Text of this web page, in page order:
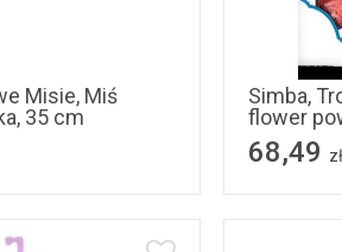
Misie, Miś
35 cm
Simba,
flower
68,49 zł